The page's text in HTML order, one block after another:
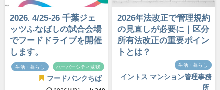
2026. 4/25-26 千葉ジェ
ッツふなばしの試合会場
でフードドライブを開催
します。
生活・暮らし ハーバーシティ蘇我
フードバンクちば
2026年法改正で管理規約
の見直しが必要に｜区分
所有法改正の重要ポイン
トとは？
生活・暮らし
イントス マンション管理事務
所